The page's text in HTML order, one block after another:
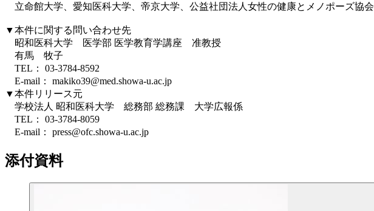
立命館大学、愛知医科大学、帝京大学、公益社団法人女性の健康とメノポーズ協会
▼本件に関する問い合わせ先
昭和医科大学 医学部 医学教育学講座 准教授
有馬 牧子
TEL： 03-3784-8592
E-mail： makiko39@med.showa-u.ac.jp
▼本件リリース元
学校法人 昭和医科大学 総務部 総務課 大学広報係
TEL： 03-3784-8059
E-mail： press@ofc.showa-u.ac.jp
添付資料